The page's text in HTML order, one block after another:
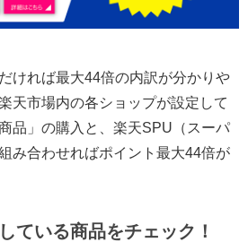
ければ最大44倍の内訳が分かりや
天市場内の各ショップが設定して
品」の購入と、楽天SPU（スーパ
み合わせればポイント最大44倍が
ている商品をチェック！